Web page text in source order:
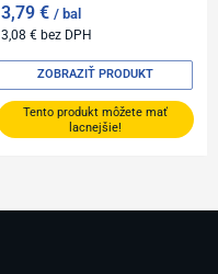
3,79€ bal
3,08€ bez DPH
Tento produkt môžete mať
lacnejšie!
ZOBRAZIŤ PRODUKT